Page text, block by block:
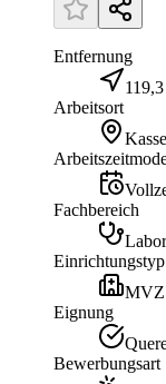
Entfernung
Arbeitsort
Fachbereich
Einrichtungstyp
MVZ
Eignung
Bewerbungsart